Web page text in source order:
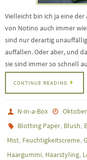
Vielleicht bin ich ja eine
von Notino auch immer
sind nur derartig
auffallen. Oder aber, und
sie sind immer so schnell
CONTINUE READING
N-in-a-Box
Blotting Paper, Blush,
Mist, Feuchtigkeitscreme,
Haargummi, Haarstyling,